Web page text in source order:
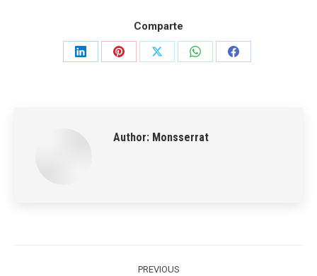
Comparte
Share
Share
Share
Share
Share
Author: Monsserrat
PREVIOUS